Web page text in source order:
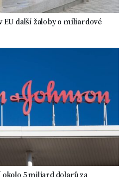
další žaloby o miliardové
5 miliard dolarů za